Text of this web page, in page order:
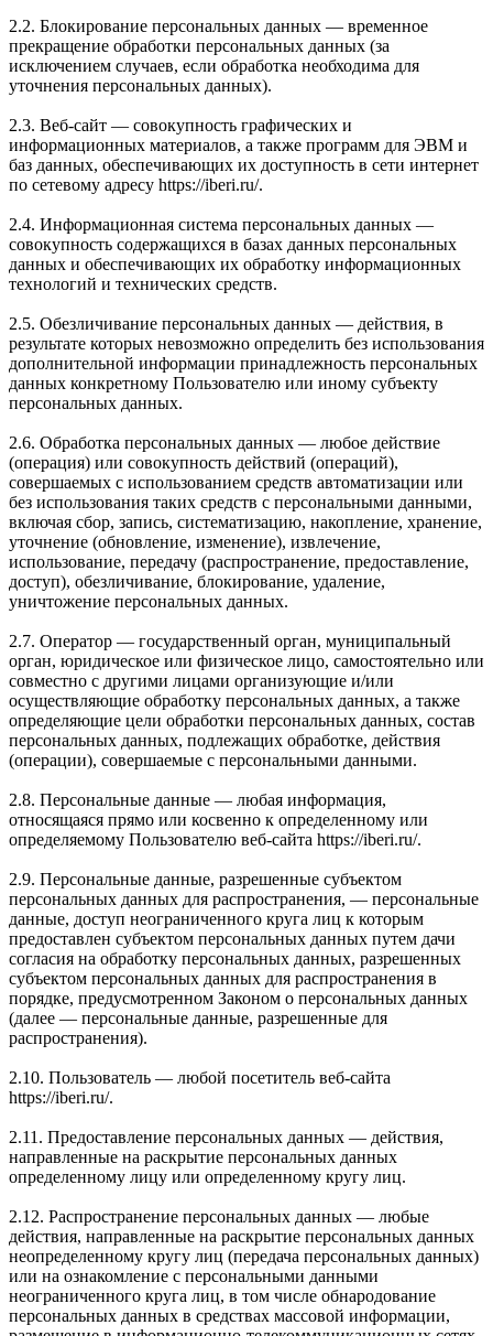
2.2. Блокирование персональных данных — временное
прекращение обработки персональных данных (за
исключением случаев, если обработка необходима для
уточнения персональных данных).
2.3. Веб-сайт — совокупность графических и
информационных материалов, а также программ для ЭВМ и
баз данных, обеспечивающих их доступность в сети интернет
по сетевому адресу https://iberi.ru/.
2.4. Информационная система персональных данных —
совокупность содержащихся в базах данных персональных
данных и обеспечивающих их обработку информационных
технологий и технических средств.
2.5. Обезличивание персональных данных — действия, в
результате которых невозможно определить без использования
дополнительной информации принадлежность персональных
данных конкретному Пользователю или иному субъекту
персональных данных.
2.6. Обработка персональных данных — любое действие
(операция) или совокупность действий (операций),
совершаемых с использованием средств автоматизации или
без использования таких средств с персональными данными,
включая сбор, запись, систематизацию, накопление, хранение,
уточнение (обновление, изменение), извлечение,
использование, передачу (распространение, предоставление,
доступ), обезличивание, блокирование, удаление,
уничтожение персональных данных.
2.7. Оператор — государственный орган, муниципальный
орган, юридическое или физическое лицо, самостоятельно или
совместно с другими лицами организующие и/или
осуществляющие обработку персональных данных, а также
определяющие цели обработки персональных данных, состав
персональных данных, подлежащих обработке, действия
(операции), совершаемые с персональными данными.
2.8. Персональные данные — любая информация,
относящаяся прямо или косвенно к определенному или
определяемому Пользователю веб-сайта https://iberi.ru/.
2.9. Персональные данные, разрешенные субъектом
персональных данных для распространения, — персональные
данные, доступ неограниченного круга лиц к которым
предоставлен субъектом персональных данных путем дачи
согласия на обработку персональных данных, разрешенных
субъектом персональных данных для распространения в
порядке, предусмотренном Законом о персональных данных
(далее — персональные данные, разрешенные для
распространения).
2.10. Пользователь — любой посетитель веб-сайта
https://iberi.ru/.
2.11. Предоставление персональных данных — действия,
направленные на раскрытие персональных данных
определенному лицу или определенному кругу лиц.
2.12. Распространение персональных данных — любые
действия, направленные на раскрытие персональных данных
неопределенному кругу лиц (передача персональных данных)
или на ознакомление с персональными данными
неограниченного круга лиц, в том числе обнародование
персональных данных в средствах массовой информации,